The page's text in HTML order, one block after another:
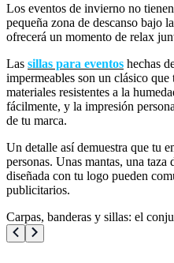
Los eventos de invierno no
pequeña zona de descanso bajo
ofrecerá un momento de relax
Las sillas para eventos hechas
impermeables son un clásico
materiales resistentes a la
fácilmente, y la impresión
de tu marca.
Un detalle así demuestra que tu
personas. Unas mantas, una
diseñada con tu logo pueden
publicitarios.
Carpas, banderas y sillas: el